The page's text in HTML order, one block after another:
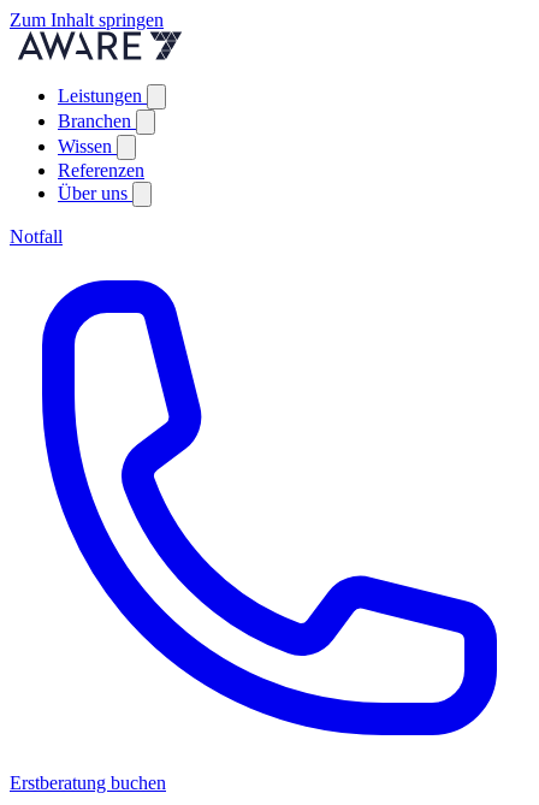
Zum Inhalt springen
Leistungen
Branchen
Wissen
Referenzen
Über uns
Notfall
Erstberatung buchen